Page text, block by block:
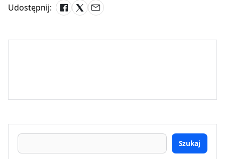
Udostępnij:
Szukaj